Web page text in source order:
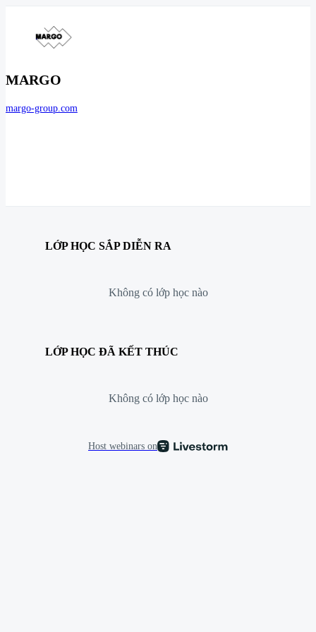
MARGO
margo-group.com
LỚP HỌC SẮP DIỄN RA
Không có lớp học nào
LỚP HỌC ĐÃ KẾT THÚC
Không có lớp học nào
Host webinars on